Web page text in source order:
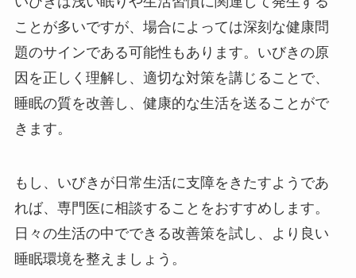
ことが多いですが、場合によっては深刻な健康問
題のサインである可能性もあります。いびきの原
因を正しく理解し、適切な対策を講じることで、
睡眠の質を改善し、健康的な生活を送ることがで
きます。
もし、いびきが日常生活に支障をきたすようであ
れば、専門医に相談することをおすすめします。
日々の生活の中でできる改善策を試し、より良い
睡眠環境を整えましょう。